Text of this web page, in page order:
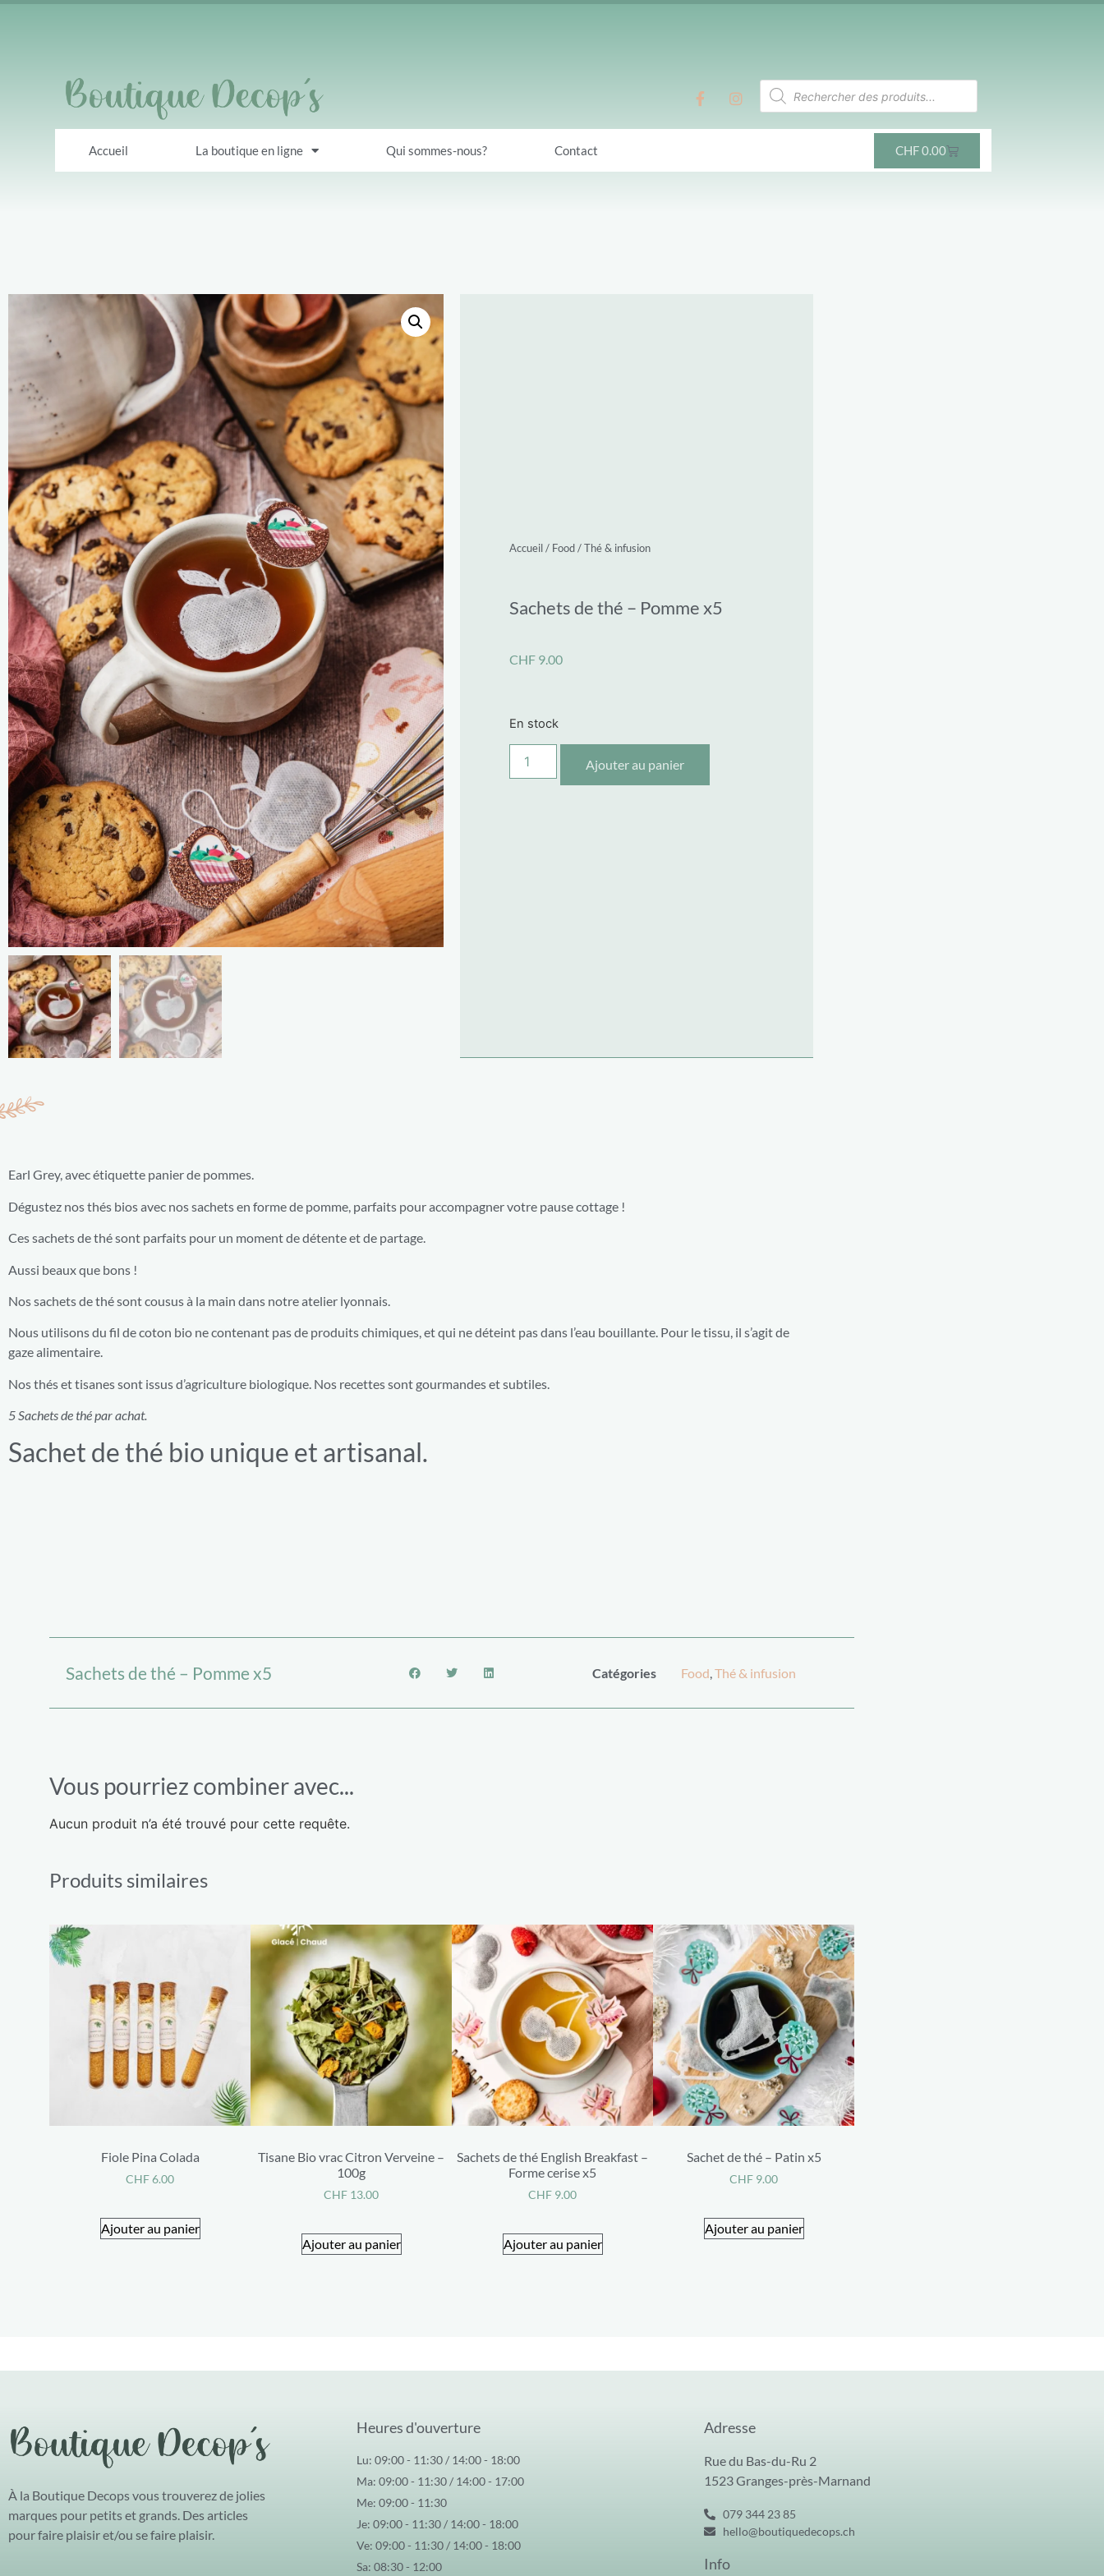
Accueil La boutique en ligne Qui sommes-nous? Contact CHF0.00
Accueil/ Food/Thé & infusion
Sachets de thé – Pomme x5
CHF 9.00
En stock
Ajouter au panier
Earl Grey, avec étiquette panier de pommes.
Dégustez nos thés bios avec nos sachets en forme de pomme, parfaits pour accompagner votre pause cottage !
Ces sachets de thé sont parfaits pour un moment de détente et de partage.
Aussi beaux que bons !
Nos sachets de thé sont cousus à la main dans notre atelier lyonnais.
Nous utilisons du fil de coton bio ne contenant pas de produits chimiques, et qui ne déteint pas dans l’eau bouillante. Pour le tissu, il s’agit de
gaze alimentaire.
Nos thés et tisanes sont issus d’agriculture biologique. Nos recettes sont gourmandes et subtiles.
5 Sachets de thé par achat.
Sachet de thé bio unique et artisanal.
Sachets de thé – Pomme x5 Catégories Food,Thé & infusion
Vous pourriez combiner avec...
Aucun produit n’a été trouvé pour cette requête.
Produits similaires
Fiole Pina Colada
CHF6.00
Ajouter au panier
Tisane Bio vrac Citron Verveine –
100g
CHF 13.00
Ajouter au panier
Sachets de thé English Breakfast –
Forme cerise x5
CHF 9.00
Ajouter au panier
Sachet de thé – Patin x5
CHF 9.00
Ajouter au panier
À la Boutique Decops vous trouverez de jolies
marques pour petits et grands. Des articles
pour faire plaisir et/ou se faire plaisir.
Heures d'ouverture
Lu: 09:00 - 11:30 / 14:00 - 18:00
Ma: 09:00 - 11:30 / 14:00 - 17:00
Me: 09:00 - 11:30
Je: 09:00 - 11:30 / 14:00 - 18:00
Ve: 09:00 - 11:30 / 14:00 - 18:00
Sa: 08:30 - 12:00
Adresse
Rue du Bas-du-Ru 2
1523 Granges-près-Marnand
079 344 23 85
hello@boutiquedecops.ch
Info